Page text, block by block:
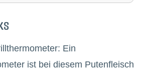
Ein
ist bei diesem Putenfleisch